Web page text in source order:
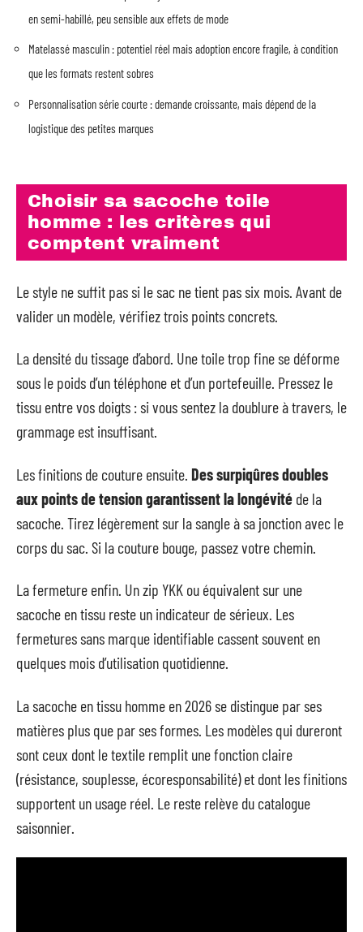
en semi-habillé, peu sensible aux effets de mode
Matelassé masculin : potentiel réel mais adoption encore fragile, à condition
que les formats restent sobres
Personnalisation série courte : demande croissante, mais dépend de la
logistique des petites marques
Choisir sa sacoche toile
homme : les critères qui
comptent vraiment
Le style ne suffit pas si le sac ne tient pas six mois. Avant de
valider un modèle, vérifiez trois points concrets.
La densité du tissage d’abord. Une toile trop fine se déforme
sous le poids d’un téléphone et d’un portefeuille. Pressez le
tissu entre vos doigts : si vous sentez la doublure à travers, le
grammage est insuffisant.
Les finitions de couture ensuite. Des surpiqûres doubles
aux points de tension garantissent la longévité de la
sacoche. Tirez légèrement sur la sangle à sa jonction avec le
corps du sac. Si la couture bouge, passez votre chemin.
La fermeture enfin. Un zip YKK ou équivalent sur une
sacoche en tissu reste un indicateur de sérieux. Les
fermetures sans marque identifiable cassent souvent en
quelques mois d’utilisation quotidienne.
La sacoche en tissu homme en 2026 se distingue par ses
matières plus que par ses formes. Les modèles qui dureront
sont ceux dont le textile remplit une fonction claire
(résistance, souplesse, écoresponsabilité) et dont les finitions
supportent un usage réel. Le reste relève du catalogue
saisonnier.